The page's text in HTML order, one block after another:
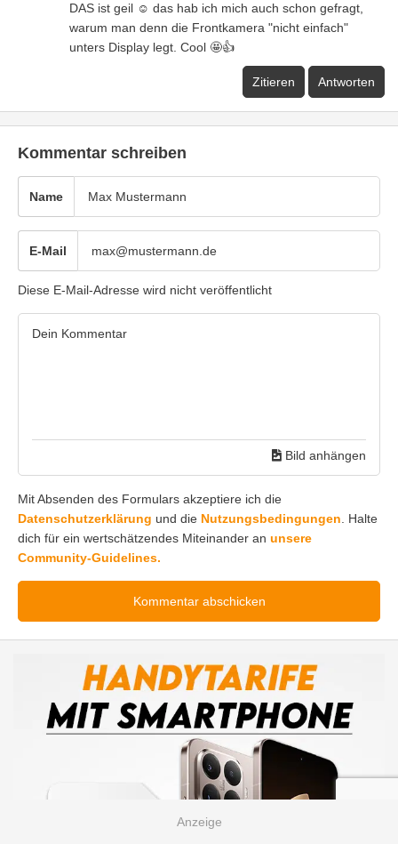
DAS ist geil ☺ das hab ich mich auch schon gefragt,
warum man denn die Frontkamera "nicht einfach"
unters Display legt. Cool 🤩👍
Zitieren Antworten
Kommentar schreiben
Name
E-Mail
Diese E-Mail-Adresse wird nicht veröffentlicht
Bild anhängen
Mit Absenden des Formulars akzeptiere ich die
Datenschutzerklärung und die Nutzungsbedingungen. Halte
dich für ein wertschätzendes Miteinander an unsere
Community-Guidelines.